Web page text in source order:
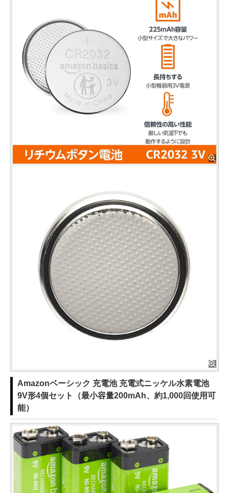
Amazonベーシック 充電池 充電式ニッケル水素電池
9V形4個セット（最小容量200mAh、約1,000回使用可
能）